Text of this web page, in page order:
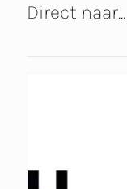
Direct naar...